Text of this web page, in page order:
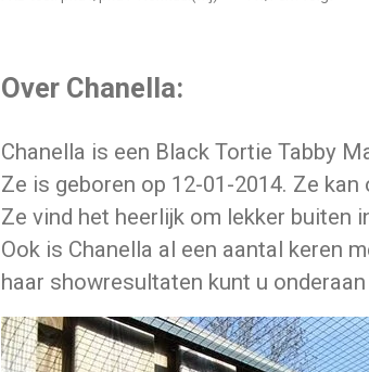
Over Chanella:
Chanella is een Black Tortie Tabby
Ze is geboren op 12-01-2014. Ze
Ze vind het heerlijk om lekker buiten
Ook is Chanella al een aantal keren
haar showresultaten kunt u